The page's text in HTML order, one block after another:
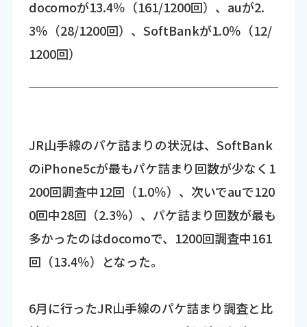
docomoが13.4％（161/1200回）、auが2.
3％（28/1200回）、SoftBankが1.0％（12/
1200回）
JR山手線のパケ詰まりの状況は、SoftBank
のiPhone5cが最もパケ詰まり回数が少なく1
200回調査中12回（1.0％）、次いでauで120
0回中28回（2.3％）、パケ詰まり回数が最も
多かったのはdocomoで、1200回調査中161
回（13.4％）となった。
6月に行ったJR山手線のパケ詰まり調査と比